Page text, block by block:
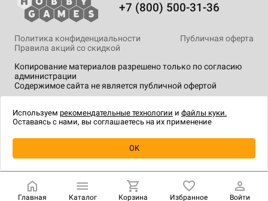
Уведомить о наличии
+7 (800) 500-31-36
Копирование материалов разрешено только по согласию
администрации
Содержимое сайта не является публичной офертой
Политика конфиденциальности
Публичная оферта
Правила акций со скидкой
технологии.
Главная Каталог Корзина Избранное Войти
Используем рекомендательные технологии и файлы куки.
Оставаясь с нами, вы соглашаетесь на их применение
OK